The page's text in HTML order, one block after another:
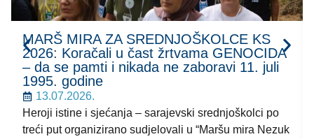
MARŠ MIRA ZA SREDNJOŠKOLCE KS
2026: Koračali u čast žrtvama GENOCIDA
– da se pamti i nikada ne zaboravi 11. juli
1995. godine
13.07.2026.
Heroji istine i sjećanja – sarajevski srednjoškolci po
treći put organizirano sudjelovali u “Maršu mira Nezuk